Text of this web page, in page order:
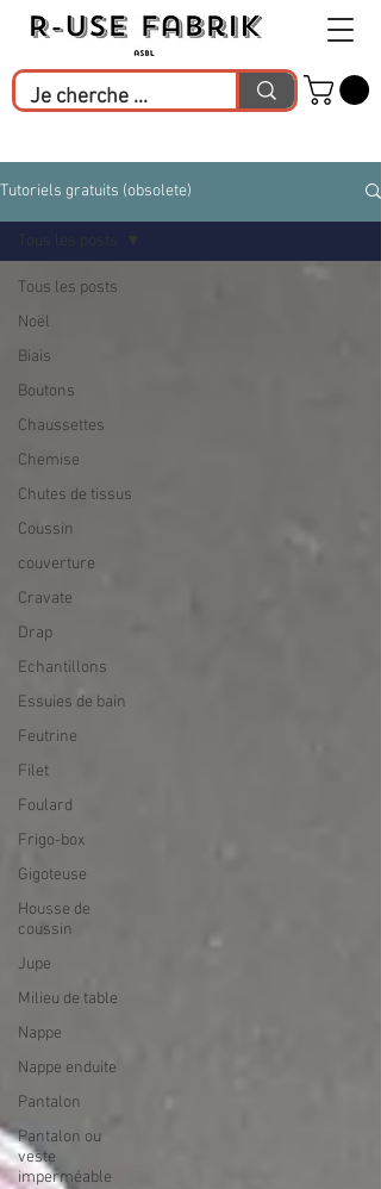
Tutoriels gratuits (obsolete)
Tous les posts
Noël
Biais
Boutons
Chaussettes
Chemise
Chutes de tissus
Coussin
couverture
Cravate
Drap
Echantillons
Essuies de bain
Feutrine
Filet
Foulard
Frigo-box
Gigoteuse
Housse de
coussin
Jupe
Milieu de table
Nappe
Nappe enduite
Pantalon
Pantalon ou
veste
imperméable